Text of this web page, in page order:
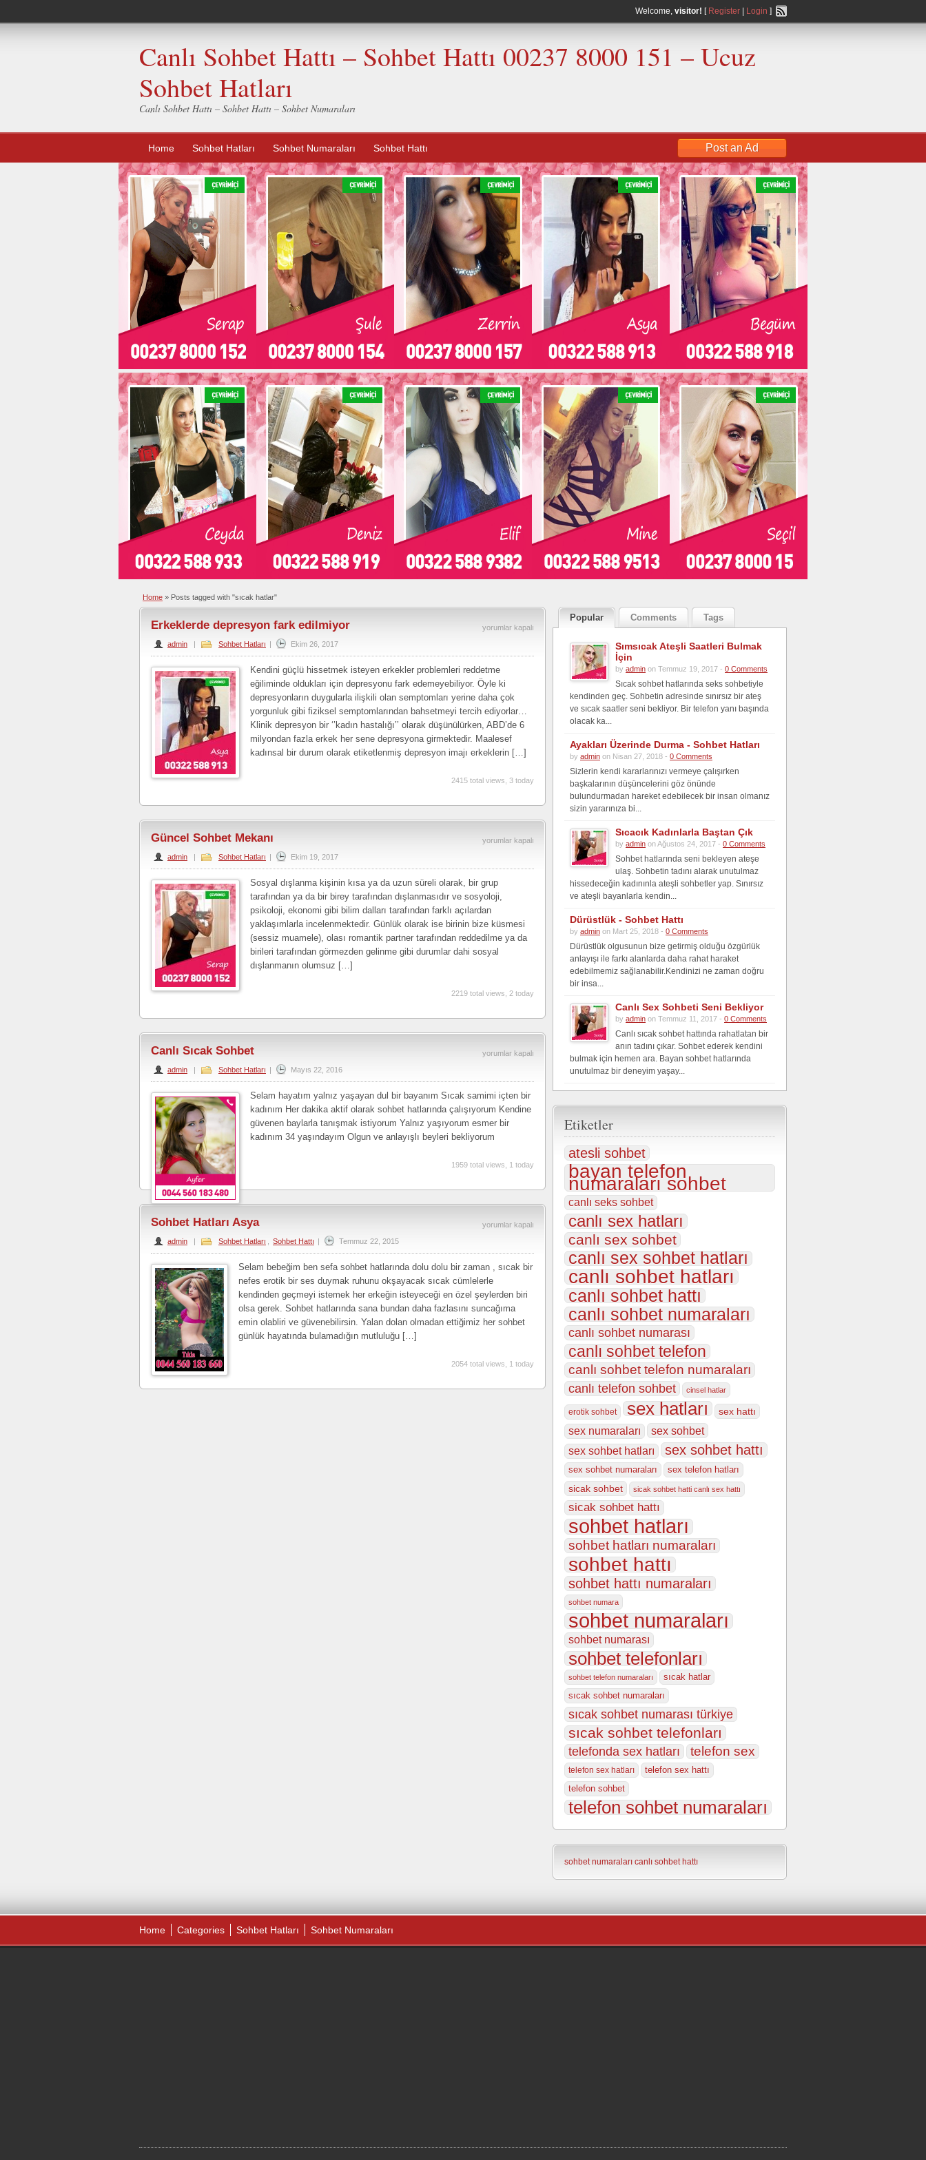
Welcome, visitor! [ Register Login ]
Canlı Sohbet Hattı – Sohbet Hattı 00237 8000 151 – Ucuz
Sohbet Hatları
Canlı Sohbet Hattı – Sohbet Hattı – Sohbet Numaraları
Home Sohbet Hatları Sohbet Numaraları Sohbet Hattı Post an Ad
Home » Posts tagged with "sıcak hatlar"
Erkeklerde
edilmiyor
için
yorumlar kapalı
Erkeklerde depresyon fark edilmiyor
admin | Sohbet Hatları | Ekim 26, 2017
Kendini güçlü hissetmek isteyen erkekler problemleri reddetme
eğiliminde oldukları için depresyonu fark edemeyebiliyor. Öyle ki
depresyonların duygularla ilişkili olan semptomları yerine daha çok
yorgunluk gibi fiziksel semptomlarından bahsetmeyi tercih ediyorlar…
Klinik depresyon bir ‘’kadın hastalığı’’ olarak düşünülürken, ABD’de 6
milyondan fazla erkek her sene depresyona girmektedir. Maalesef
kadınsal bir durum olarak etiketlenmiş depresyon imajı erkeklerin […]
2415 total views, 3 today
Güncel
için
yorumlar kapalı
Güncel Sohbet Mekanı
admin | Sohbet Hatları | Ekim 19, 2017
Sosyal dışlanma kişinin kısa ya da uzun süreli olarak, bir grup
tarafından ya da bir birey tarafından dışlanmasıdır ve sosyoloji,
psikoloji, ekonomi gibi bilim dalları tarafından farklı açılardan
yaklaşımlarla incelenmektedir. Günlük olarak ise birinin bize küsmesi
(sessiz muamele), olası romantik partner tarafından reddedilme ya da
birileri tarafından görmezden gelinme gibi durumlar dahi sosyal
dışlanmanın olumsuz […]
2219 total views, 2 today
Canlı
için
yorumlar kapalı
Canlı Sıcak Sohbet
admin | Sohbet Hatları | Mayıs 22, 2016
Selam hayatım yalnız yaşayan dul bir bayanım Sıcak samimi içten bir
kadınım Her dakika aktif olarak sohbet hatlarında çalışıyorum Kendine
güvenen baylarla tanışmak istiyorum Yalnız yaşıyorum esmer bir
kadınım 34 yaşındayım Olgun ve anlayışlı beyleri bekliyorum
1959 total views, 1 today
Sohbet
için
yorumlar kapalı
Sohbet Hatları Asya
admin | Sohbet Hatları Sohbet Hattı | Temmuz 22, 2015
Selam bebeğim ben sefa sohbet hatlarında dolu dolu bir zaman , sıcak bir
nefes erotik bir ses duymak ruhunu okşayacak sıcak cümlelerle
kendinden geçmeyi istemek her erkeğin isteyeceği en özel şeylerden biri
olsa gerek. Sohbet hatlarında sana bundan daha fazlasını suncağıma
emin olabliri ve güvenebilirsin. Yalan dolan olmadan ettiğimiz her sohbet
günlük hayatında bulamadığın mutluluğu […]
2054 total views, 1 today
Popular Comments Tags
Sımsıcak Ateşli Saatleri Bulmak
İçin
by admin on Temmuz 19, 2017 - 0 Comments
Sıcak sohbet hatlarında seks sohbetiyle
kendinden geç. Sohbetin adresinde sınırsız bir ateş
ve sıcak saatler seni bekliyor. Bir telefon yanı başında
olacak ka...
Ayakları Üzerinde Durma - Sohbet Hatları
by admin on Nisan 27, 2018 - 0 Comments
Sizlerin kendi kararlarınızı vermeye çalışırken
başkalarının düşüncelerini göz önünde
bulundurmadan hareket edebilecek bir insan olmanız
sizin yararınıza bi...
Sıcacık Kadınlarla Baştan Çık
by admin on Ağustos 24, 2017 - 0 Comments
Sohbet hatlarında seni bekleyen ateşe
ulaş. Sohbetin tadını alarak unutulmaz
hissedeceğin kadınınla ateşli sohbetler yap. Sınırsız
ve ateşli bayanlarla kendin...
Dürüstlük - Sohbet Hattı
by admin on Mart 25, 2018 - 0 Comments
Dürüstlük olgusunun bize getirmiş olduğu özgürlük
anlayışı ile farkı alanlarda daha rahat haraket
edebilmemiz sağlanabilir.Kendinizi ne zaman doğru
bir insa...
Canlı Sex Sohbeti Seni Bekliyor
by admin on Temmuz 11, 2017 - 0 Comments
Canlı sıcak sohbet hattında rahatlatan bir
anın tadını çıkar. Sohbet ederek kendini
bulmak için hemen ara. Bayan sohbet hatlarında
unutulmaz bir deneyim yaşay...
Etiketler
atesli sohbet
bayan telefon
numaraları sohbet
canlı seks sohbet
canlı sex hatları
canlı sex sohbet
canlı sex sohbet hatları
canlı sohbet hatları
canlı sohbet hattı
canlı sohbet numaraları
canlı sohbet numarası
canlı sohbet telefon
canlı sohbet telefon numaraları
canlı telefon sohbet cinsel hatlar
erotik sohbet sex hatları sex hattı
sex numaraları sex sohbet
sex sohbet hatları sex sohbet hattı
sex sohbet numaraları sex telefon hatları
sicak sohbet sicak sohbet hatti canlı sex hattı
sicak sohbet hattı
sohbet hatları
sohbet hatları numaraları
sohbet hattı
sohbet hattı numaraları
sohbet numara
sohbet numaraları
sohbet numarası
sohbet telefonları
sohbet telefon numaraları
sıcak hatlar
sıcak sohbet numaraları
sıcak sohbet numarası türkiye
sıcak sohbet telefonları
telefonda sex hatları telefon sex
telefon sex hatları
telefon sex hattı
telefon sohbet
telefon sohbet numaraları
sohbet numaraları canlı sohbet hattı
Home Categories Sohbet Hatları Sohbet Numaraları